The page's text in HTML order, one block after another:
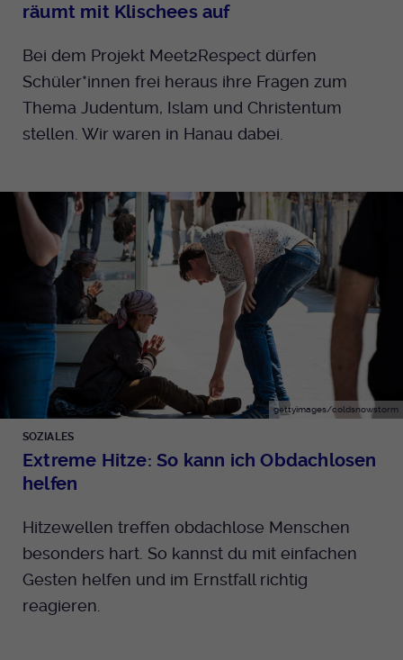
räumt mit Klischees auf
Bei dem Projekt Meet2Respect dürfen
Schüler*innen frei heraus ihre Fragen zum
Thema Judentum, Islam und Christentum
stellen. Wir waren in Hanau dabei.
gettyimages/coldsnowstorm
SOZIALES
Extreme Hitze: So kann ich Obdachlosen
helfen
Hitzewellen treffen obdachlose Menschen
besonders hart. So kannst du mit einfachen
Gesten helfen und im Ernstfall richtig
reagieren.